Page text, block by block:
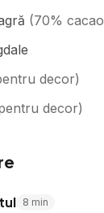
(70% cacao
decor)
decor)
8 min